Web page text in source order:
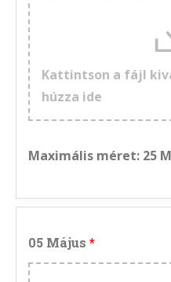
Kattintson a fájl
húzza ide
Maximális méret: 25
05 Május